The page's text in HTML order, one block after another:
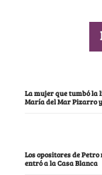
La mujer que tumbó la
María del Mar Pizarro
Los opositores de
entró a la Casa Blanca